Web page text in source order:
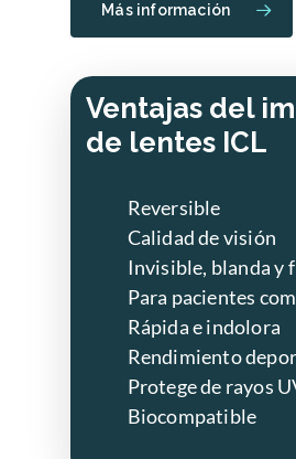
Más información
Ventajas del
de lentes ICL
Reversible
Calidad de visión
Invisible, blanda y
Para pacientes
Rápida e indolora
Rendimiento
Protege de rayos
Biocompatible